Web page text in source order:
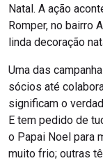
Natal. A ação
Romper, no bairro
linda decoração
Uma das
sócios até
significam o
E tem pedido de
o Papai Noel para
muito frio; outras